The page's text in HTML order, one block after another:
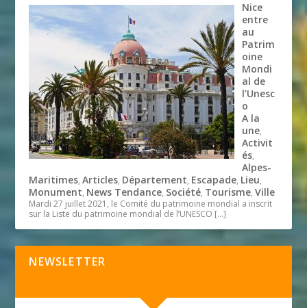
Nice
entre
au
Patrim
oine
Mondi
al de
l’Unesc
o
A la
une,
Activit
és,
Alpes-
Maritimes,Articles, Département, Escapade, Lieu,
Monument, News Tendance, Société, Tourisme,Ville
Mardi 27 juillet 2021, le Comité du patrimoine mondial a inscrit
sur la Liste du patrimoine mondial de l’UNESCO […]
NEWSLETTER